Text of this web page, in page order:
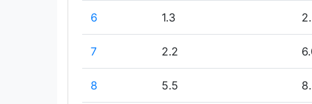
6 1.3
7 2.2
8 5.5